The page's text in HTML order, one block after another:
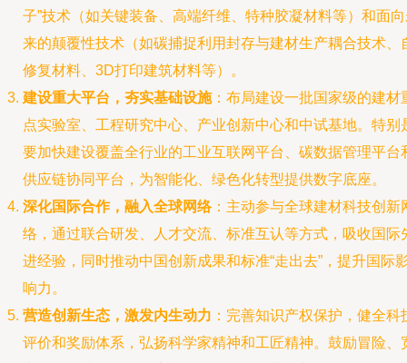
子”技术（如关键装备、高端纤维、特种胶凝材料等）和面
来的颠覆性技术（如碳捕捉利用封存与建材生产耦合技术、
修复材料、3D打印建筑材料等）。
建设重大平台，夯实基础设施：布局建设一批国家级的建材
点实验室、工程研究中心、产业创新中心和中试基地。特别
要加快建设覆盖全行业的工业互联网平台、碳数据管理平台
供应链协同平台，为智能化、绿色化转型提供数字底座。
深化国际合作，融入全球网络：主动参与全球建材科技创新
络，通过联合研发、人才交流、标准互认等方式，吸收国际
进经验，同时推动中国创新成果和标准“走出去”，提升国际
响力。
营造创新生态，激发内生动力 ：完善知识产权保护，健全科
评价和奖励体系，弘扬科学家精神和工匠精神。鼓励冒险、